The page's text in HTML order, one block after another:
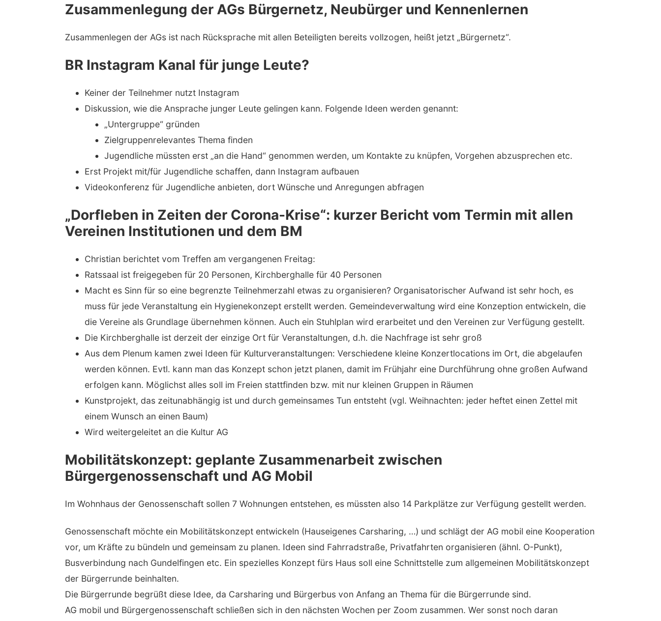
Zusammenlegung der AGs Bürgernetz, Neubürger und Kennenlernen
Zusammenlegen der AGs ist nach Rücksprache mit allen Beteiligten bereits vollzogen, heißt jetzt „Bürgernetz“.
BR Instagram Kanal für junge Leute?
Keiner der Teilnehmer nutzt Instagram
Diskussion, wie die Ansprache junger Leute gelingen kann. Folgende Ideen werden genannt:
„Untergruppe“ gründen
Zielgruppenrelevantes Thema finden
Jugendliche müssten erst „an die Hand“ genommen werden, um Kontakte zu knüpfen, Vorgehen abzusprechen etc.
Erst Projekt mit/für Jugendliche schaffen, dann Instagram aufbauen
Videokonferenz für Jugendliche anbieten, dort Wünsche und Anregungen abfragen
„Dorfleben in Zeiten der Corona-Krise“: kurzer Bericht vom Termin mit allen
Vereinen Institutionen und dem BM
Christian berichtet vom Treffen am vergangenen Freitag:
Ratssaal ist freigegeben für 20 Personen, Kirchberghalle für 40 Personen
Macht es Sinn für so eine begrenzte Teilnehmerzahl etwas zu organisieren? Organisatorischer Aufwand ist sehr hoch, es
muss für jede Veranstaltung ein Hygienekonzept erstellt werden. Gemeindeverwaltung wird eine Konzeption entwickeln, die
die Vereine als Grundlage übernehmen können. Auch ein Stuhlplan wird erarbeitet und den Vereinen zur Verfügung gestellt.
Die Kirchberghalle ist derzeit der einzige Ort für Veranstaltungen, d.h. die Nachfrage ist sehr groß
Aus dem Plenum kamen zwei Ideen für Kulturveranstaltungen: Verschiedene kleine Konzertlocations im Ort, die abgelaufen
werden können. Evtl. kann man das Konzept schon jetzt planen, damit im Frühjahr eine Durchführung ohne großen Aufwand
erfolgen kann. Möglichst alles soll im Freien stattfinden bzw. mit nur kleinen Gruppen in Räumen
Kunstprojekt, das zeitunabhängig ist und durch gemeinsames Tun entsteht (vgl. Weihnachten: jeder heftet einen Zettel mit
einem Wunsch an einen Baum)
Wird weitergeleitet an die Kultur AG
Mobilitätskonzept: geplante Zusammenarbeit zwischen
Bürgergenossenschaft und AG Mobil
Im Wohnhaus der Genossenschaft sollen 7 Wohnungen entstehen, es müssten also 14 Parkplätze zur Verfügung gestellt werden.
Genossenschaft möchte ein Mobilitätskonzept entwickeln (Hauseigenes Carsharing, …) und schlägt der AG mobil eine Kooperation
vor, um Kräfte zu bündeln und gemeinsam zu planen. Ideen sind Fahrradstraße, Privatfahrten organisieren (ähnl. O-Punkt),
Busverbindung nach Gundelfingen etc. Ein spezielles Konzept fürs Haus soll eine Schnittstelle zum allgemeinen Mobilitätskonzept
der Bürgerrunde beinhalten.
Die Bürgerrunde begrüßt diese Idee, da Carsharing und Bürgerbus von Anfang an Thema für die Bürgerrunde sind.
AG mobil und Bürgergenossenschaft schließen sich in den nächsten Wochen per Zoom zusammen. Wer sonst noch daran